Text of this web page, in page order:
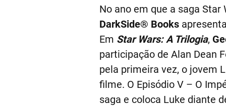
No ano em que a saga Star
DarkSide® Books
Em Star Wars: A Trilogia,
participação de Alan Dean
pela primeira vez, o jovem
filme. O Episódio V – O
saga e coloca Luke diante